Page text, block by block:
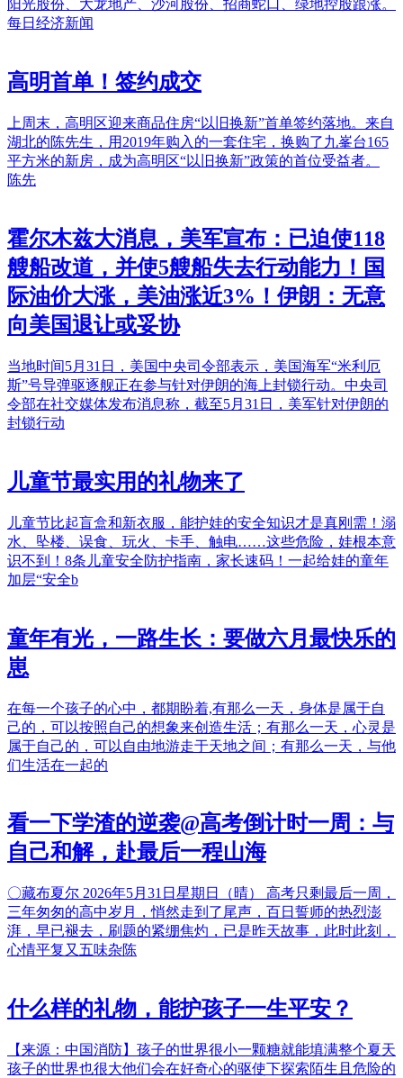
阳光股份、大龙地产、沙河股份、招商蛇口、绿地控股跟涨。
每日经济新闻
高明首单！签约成交
上周末，高明区迎来商品住房“以旧换新”首单签约落地。来自
湖北的陈先生，用2019年购入的一套住宅，换购了九峯台165
平方米的新房，成为高明区“以旧换新”政策的首位受益者。
陈先
霍尔木兹大消息，美军宣布：已迫使118
艘船改道，并使5艘船失去行动能力！国
际油价大涨，美油涨近3%！伊朗：无意
向美国退让或妥协
当地时间5月31日，美国中央司令部表示，美国海军“米利厄
斯”号导弹驱逐舰正在参与针对伊朗的海上封锁行动。中央司
令部在社交媒体发布消息称，截至5月31日，美军针对伊朗的
封锁行动
儿童节最实用的礼物来了
儿童节比起盲盒和新衣服，能护娃的安全知识才是真刚需！溺
水、坠楼、误食、玩火、卡手、触电……这些危险，娃根本意
识不到！8条儿童安全防护指南，家长速码！一起给娃的童年
加层“安全b
童年有光，一路生长：要做六月最快乐的
崽
在每一个孩子的心中，都期盼着,有那么一天，身体是属于自
己的，可以按照自己的想象来创造生活；有那么一天，心灵是
属于自己的，可以自由地游走于天地之间；有那么一天，与他
们生活在一起的
看一下学渣的逆袭@高考倒计时一周：与
自己和解，赴最后一程山海
〇藏布夏尔 2026年5月31日星期日（晴） 高考只剩最后一周，
三年匆匆的高中岁月，悄然走到了尾声，百日誓师的热烈澎
湃，早已褪去，刷题的紧绷焦灼，已是昨天故事，此时此刻，
心情平复又五味杂陈
什么样的礼物，能护孩子一生平安？
【来源：中国消防】孩子的世界很小一颗糖就能填满整个夏天
孩子的世界也很大他们会在好奇心的驱使下探索陌生且危险的